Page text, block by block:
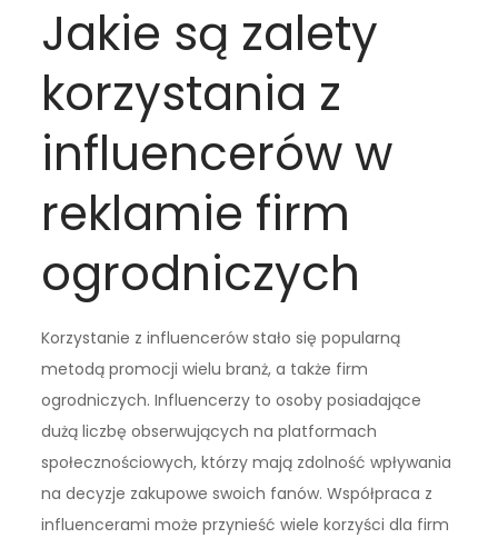
Jakie są zalety
korzystania z
influencerów w
reklamie firm
ogrodniczych
Korzystanie z influencerów stało się popularną
metodą promocji wielu branż, a także firm
ogrodniczych. Influencerzy to osoby posiadające
dużą liczbę obserwujących na platformach
społecznościowych, którzy mają zdolność wpływania
na decyzje zakupowe swoich fanów. Współpraca z
influencerami może przynieść wiele korzyści dla firm